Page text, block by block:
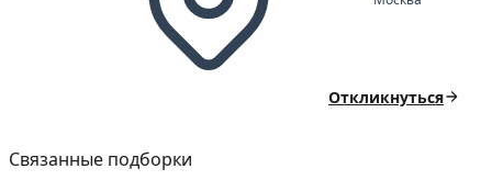
Откликнуться
Связанные подборки